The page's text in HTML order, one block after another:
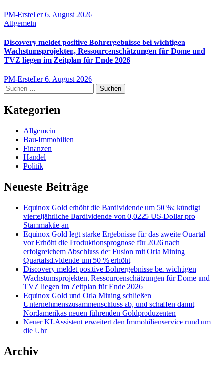
PM-Ersteller6. August 2026
Allgemein
Discovery meldet positive Bohrergebnisse bei wichtigen
Wachstumsprojekten, Ressourcenschätzungen für Dome und
TVZ liegen im Zeitplan für Ende 2026
PM-Ersteller6. August 2026
Suchen
nach:
Kategorien
Allgemein
Bau-Immobilien
Finanzen
Handel
Politik
Neueste Beiträge
Equinox Gold erhöht die Bardividende um 50 %; kündigt
vierteljährliche Bardividende von 0,0225 US-Dollar pro
Stammaktie an
Equinox Gold legt starke Ergebnisse für das zweite Quartal
vor Erhöht die Produktionsprognose für 2026 nach
erfolgreichem Abschluss der Fusion mit Orla Mining
Quartalsdividende um 50 % erhöht
Discovery meldet positive Bohrergebnisse bei wichtigen
Wachstumsprojekten, Ressourcenschätzungen für Dome und
TVZ liegen im Zeitplan für Ende 2026
Equinox Gold und Orla Mining schließen
Unternehmenszusammenschluss ab, und schaffen damit
Nordamerikas neuen führenden Goldproduzenten
Neuer KI-Assistent erweitert den Immobilienservice rund um
die Uhr
Archiv